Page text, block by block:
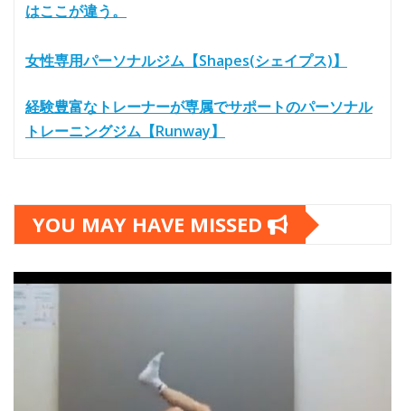
はここが違う。
女性専用パーソナルジム【Shapes(シェイプス)】
経験豊富なトレーナーが専属でサポートのパーソナル
トレーニングジム【Runway】
YOU MAY HAVE MISSED